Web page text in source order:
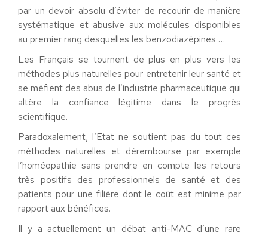
par un devoir absolu d’éviter de recourir de manière
systématique et abusive aux molécules disponibles
au premier rang desquelles les benzodiazépines …
Les Français se tournent de plus en plus vers les
méthodes plus naturelles pour entretenir leur santé et
se méfient des abus de l’industrie pharmaceutique qui
altère la confiance légitime dans le progrès
scientifique.
Paradoxalement, l’Etat ne soutient pas du tout ces
méthodes naturelles et dérembourse par exemple
l’homéopathie sans prendre en compte les retours
très positifs des professionnels de santé et des
patients pour une filière dont le coût est minime par
rapport aux bénéfices.
Il y a actuellement un débat anti-MAC d’une rare